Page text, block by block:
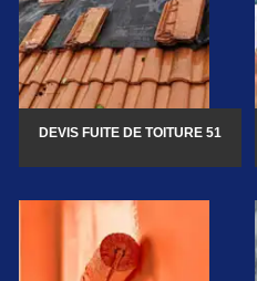
DEVIS FUITE DE TOITURE 51